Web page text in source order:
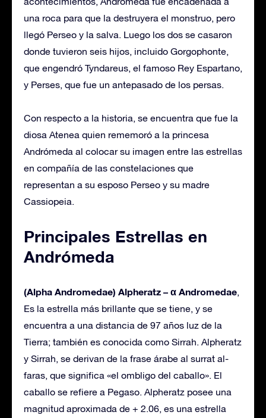
una roca para que la destruyera el monstruo, pero
llegó Perseo y la salva. Luego los dos se casaron
donde tuvieron seis hijos, incluido Gorgophonte,
que engendró Tyndareus, el famoso Rey Espartano,
y Perses, que fue un antepasado de los persas.
Con respecto a la historia, se encuentra que fue la
diosa Atenea quien rememoró a la princesa
Andrómeda al colocar su imagen entre las estrellas
en compañía de las constelaciones que
representan a su esposo Perseo y su madre
Cassiopeia.
Principales Estrellas en
Andrómeda
(Alpha Andromedae) Alpheratz – α Andromedae,
Es la estrella más brillante que se tiene, y se
encuentra a una distancia de 97 años luz de la
Tierra; también es conocida como Sirrah. Alpheratz
y Sirrah, se derivan de la frase árabe al surrat al-
faras, que significa «el ombligo del caballo». El
caballo se refiere a Pegaso. Alpheratz posee una
magnitud aproximada de + 2.06, es una estrella